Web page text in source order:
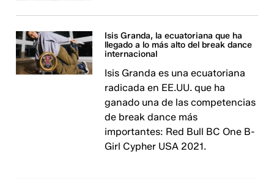
Isis Granda, la ecuatoriana que ha
llegado a lo más alto del break dance
internacional
Isis Granda es una ecuatoriana
radicada en EE.UU. que ha
ganado una de las competencias
de break dance más
importantes: Red Bull BC One B-
Girl Cypher USA 2021.